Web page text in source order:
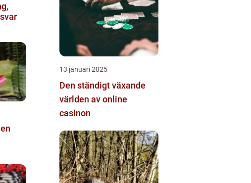
13 januari 2025
Den ständigt växande
världen av online
casinon